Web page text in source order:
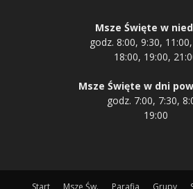
Msze Święte w
godz. 8:00, 9:30,
18:00, 19:00,
Msze Święte w dni
godz. 7:00, 7:30,
19:00